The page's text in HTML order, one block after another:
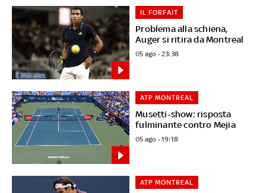
Problema alla schiena,
Auger si ritira da Montreal
IL FORFAIT
05 ago - 23:38
Musetti-show: risposta
fulminante contro Mejia
ATP MONTREAL
05 ago - 19:18
ATP MONTREAL